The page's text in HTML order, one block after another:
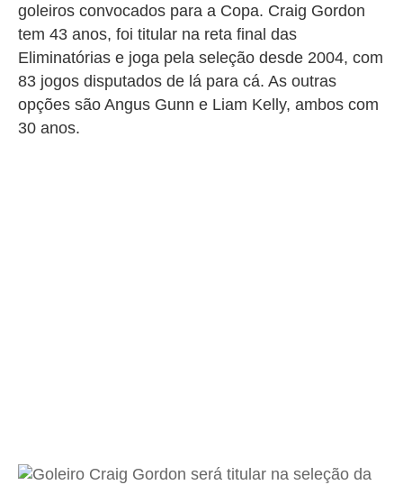
goleiros convocados para a Copa. Craig Gordon
tem 43 anos, foi titular na reta final das
Eliminatórias e joga pela seleção desde 2004, com
83 jogos disputados de lá para cá. As outras
opções são Angus Gunn e Liam Kelly, ambos com
30 anos.